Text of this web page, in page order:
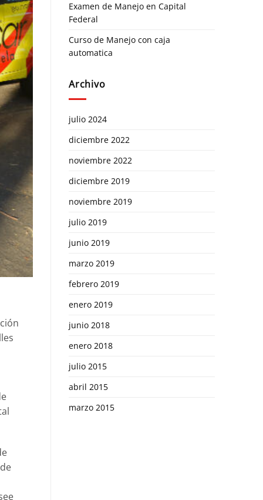
Examen de Manejo en Capital
Federal
Curso de Manejo con caja
automatica
Archivo
julio 2024
diciembre 2022
noviembre 2022
diciembre 2019
noviembre 2019
julio 2019
junio 2019
marzo 2019
febrero 2019
enero 2019
junio 2018
enero 2018
julio 2015
abril 2015
marzo 2015